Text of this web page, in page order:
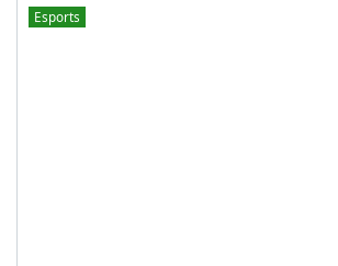
Esports